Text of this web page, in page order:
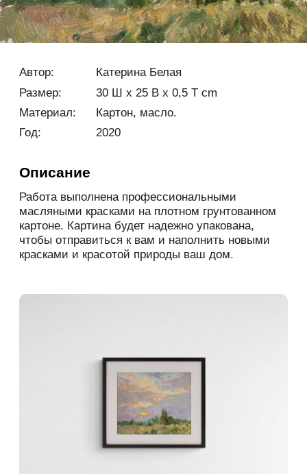
Работа выполнена профессиональными
масляными красками на плотном грунтованном
красками и красотой природы ваш дом.
Описание